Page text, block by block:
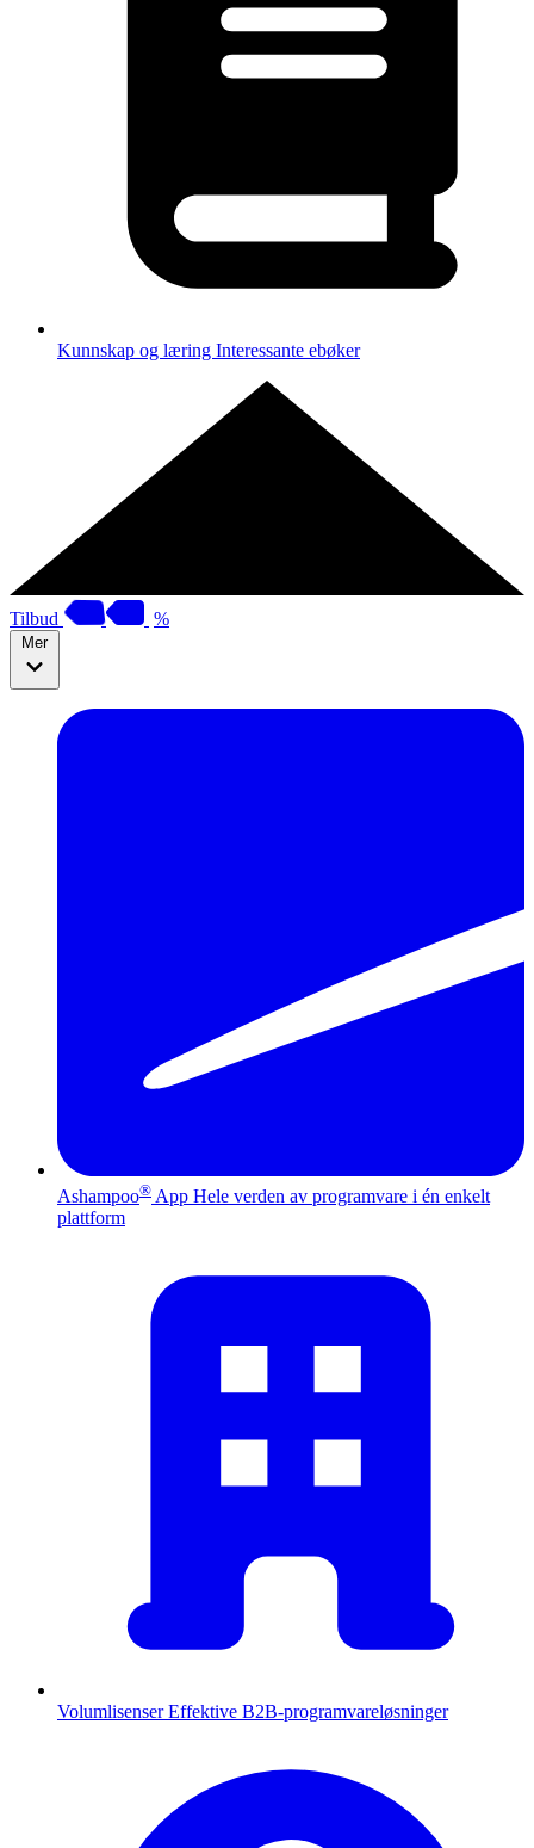
Kunnskap og læring Interessante ebøker
Tilbud %
Mer
Ashampoo® App Hele verden av programvare i én enkelt
plattform
Volumlisenser Effektive B2B-programvareløsninger